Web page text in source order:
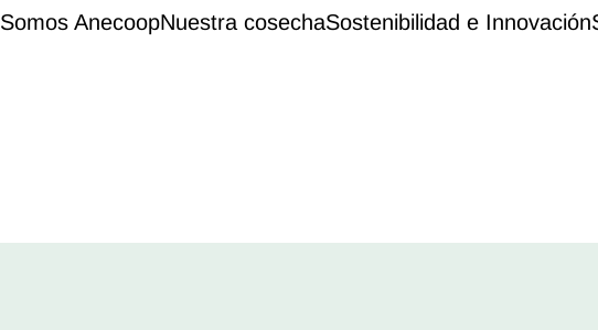
Somos AnecoopNuestra cosechaSostenibilidad e Innovación